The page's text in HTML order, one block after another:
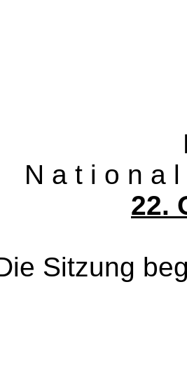
Die
N a t i o n a
22.